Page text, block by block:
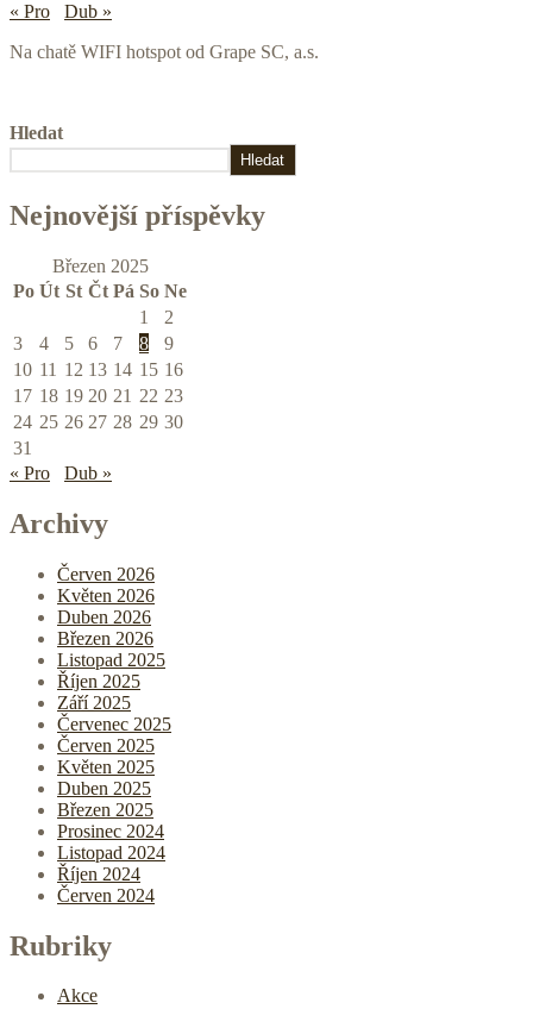
« Pro
Dub »
Na chatě WIFI hotspot od Grape SC, a.s.
Hledat
Hledat
Nejnovější příspěvky
Březen 2025
Po Út St Čt Pá So Ne
1
2
3
4 5 6 7 8
9
10 11 12 13 14 15 16
17 18 19 20 21 22 23
24 25 26 27 28 29 30
31
« Pro
Dub »
Archivy
Červen 2026
Květen 2026
Duben 2026
Březen 2026
Listopad 2025
Říjen 2025
Září 2025
Červenec 2025
Červen 2025
Květen 2025
Duben 2025
Březen 2025
Prosinec 2024
Listopad 2024
Říjen 2024
Červen 2024
Rubriky
Akce